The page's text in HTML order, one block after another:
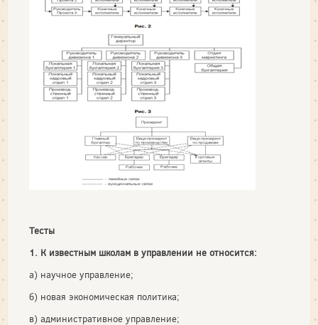
Тесты
1. К известным школам в управлении не относится:
а) научное управление;
б) новая экономическая политика;
в) административное управление;